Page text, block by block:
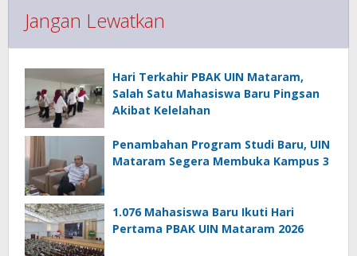
Jangan Lewatkan
Hari Terkahir PBAK UIN Mataram,
Salah Satu Mahasiswa Baru Pingsan
Akibat Kelelahan
Penambahan Program Studi Baru, UIN
Mataram Segera Membuka Kampus 3
1.076 Mahasiswa Baru Ikuti Hari
Pertama PBAK UIN Mataram 2026